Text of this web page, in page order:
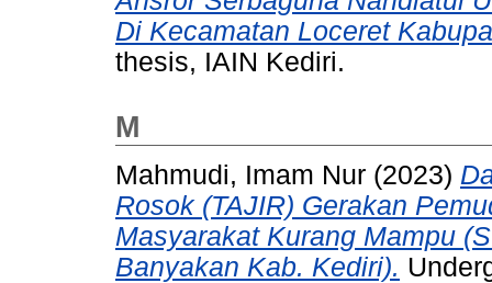
Di Kecamatan Loceret
thesis, IAIN Kediri.
M
Mahmudi, Imam Nur (2023)
Rosok (TAJIR) Gerakan
Masyarakat Kurang Mampu
Banyakan Kab. Kediri).